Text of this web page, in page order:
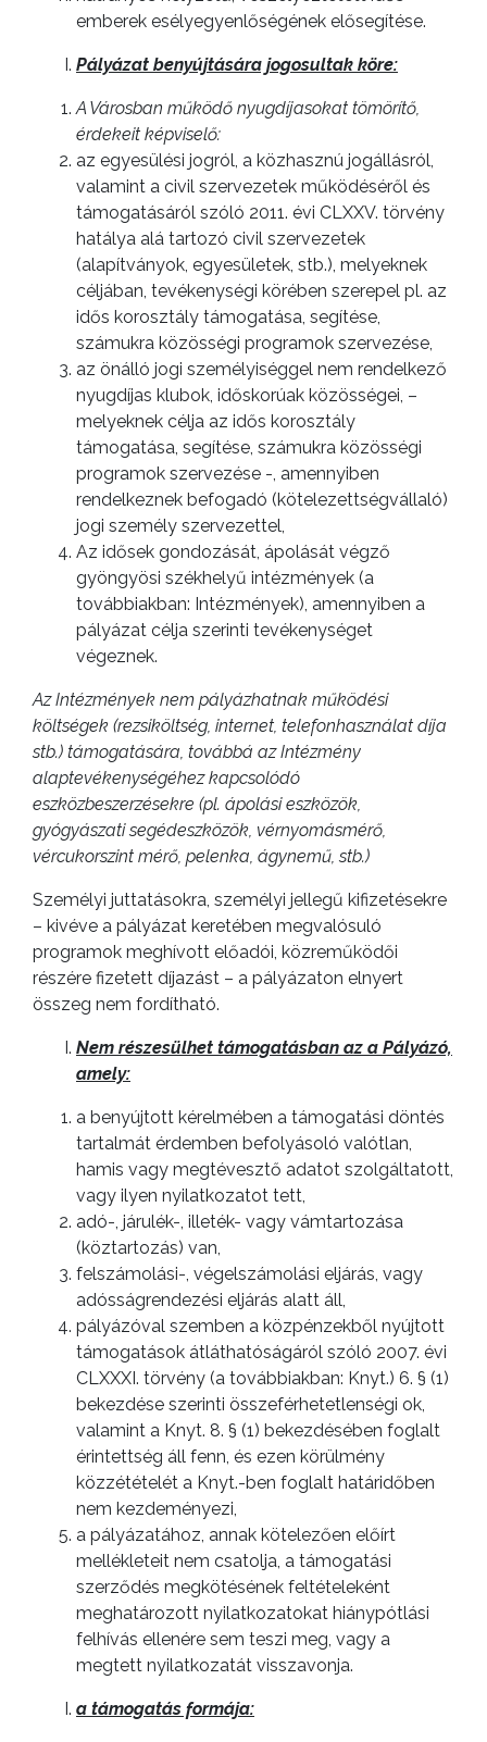
KÖRNYEZETVÉDELEM
STRATÉGIÁK
KONCEPCIÓK
BEJELENTŐ
VÁROSHÁZA
AZ
ÖNKORMÁNYZAT
A
TESTÜLET
A
VÁROSRENDÉSZET
TÁJÉKOZTATÓK
ÖNKORMÁNYZATI
CÉGEK
INTÉZMÉNYEK
NYOMTATVÁNYOK
ÜGYINTÉZÉS
TESTÜLETI
ANYAGOK
KISTÉRSÉG
GEOTERM-
GYÖNGYÖS
emberek esélyegyenlőségének elősegítése.
Pályázat benyújtására jogosultak köre:
A Városban működő nyugdíjasokat tömörítő,
érdekeit képviselő:
az egyesülési jogról, a közhasznú jogállásról,
valamint a civil szervezetek működéséről és
támogatásáról szóló 2011. évi CLXXV. törvény
hatálya alá tartozó civil szervezetek
(alapítványok, egyesületek, stb.), melyeknek
céljában, tevékenységi körében szerepel pl. az
idős korosztály támogatása, segítése,
számukra közösségi programok szervezése,
az önálló jogi személyiséggel nem rendelkező
nyugdíjas klubok, időskorúak közösségei, –
melyeknek célja az idős korosztály
támogatása, segítése, számukra közösségi
programok szervezése -, amennyiben
rendelkeznek befogadó (kötelezettségvállaló)
jogi személy szervezettel,
Az idősek gondozását, ápolását végző
gyöngyösi székhelyű intézmények (a
továbbiakban: Intézmények), amennyiben a
pályázat célja szerinti tevékenységet
végeznek.
Az Intézmények nem pályázhatnak működési
költségek (rezsiköltség, internet, telefonhasználat díja
stb.) támogatására, továbbá az Intézmény
alaptevékenységéhez kapcsolódó
eszközbeszerzésekre (pl. ápolási eszközök,
gyógyászati segédeszközök, vérnyomásmérő,
vércukorszint mérő, pelenka, ágynemű, stb.)
Személyi juttatásokra, személyi jellegű kifizetésekre
– kivéve a pályázat keretében megvalósuló
programok meghívott előadói, közreműködői
részére fizetett díjazást – a pályázaton elnyert
összeg nem fordítható.
Nem részesülhet támogatásban az a Pályázó,
amely:
a benyújtott kérelmében a támogatási döntés
tartalmát érdemben befolyásoló valótlan,
hamis vagy megtévesztő adatot szolgáltatott,
vagy ilyen nyilatkozatot tett,
adó-, járulék-, illeték- vagy vámtartozása
(köztartozás) van,
felszámolási-, végelszámolási eljárás, vagy
adósságrendezési eljárás alatt áll,
pályázóval szemben a közpénzekből nyújtott
támogatások átláthatóságáról szóló 2007. évi
CLXXXI. törvény (a továbbiakban: Knyt.) 6. § (1)
bekezdése szerinti összeférhetetlenségi ok,
valamint a Knyt. 8. § (1) bekezdésében foglalt
érintettség áll fenn, és ezen körülmény
közzétételét a Knyt.-ben foglalt határidőben
nem kezdeményezi,
a pályázatához, annak kötelezően előírt
mellékleteit nem csatolja, a támogatási
szerződés megkötésének feltételeként
meghatározott nyilatkozatokat hiánypótlási
felhívás ellenére sem teszi meg, vagy a
megtett nyilatkozatát visszavonja.
a támogatás formája: